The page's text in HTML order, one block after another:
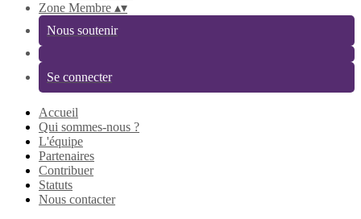
Zone Membre ▴▾
Nous soutenir
Se connecter
Accueil
Qui sommes-nous ?
L'équipe
Partenaires
Contribuer
Statuts
Nous contacter